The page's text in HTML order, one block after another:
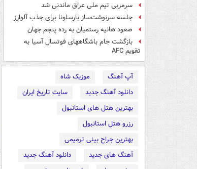
سرمربی تیم ملی عراق ماندنی شد
جلسه سرنوشت‌ساز بارسلونا برای جذب آلوارز
صعود هانیه رستمیان به رده پنجم جهان
بازگشت جام باشگاههای فوتسال آسیا به
تقویم AFC
آپ آهنگ
موزیک شاه
دانلود آهنگ جدید
سایت تاریخ ایران
بهترین هتل های استانبول
رزرو هتل استانبول
بهترین جراح بینی ترمیمی
آهنگ های جدید
دانلود آهنگ جدید